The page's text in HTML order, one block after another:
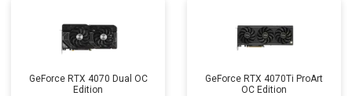
GeForce RTX 4070 Dual OC
Edition
GeForce RTX 4070Ti ProArt
OC Edition